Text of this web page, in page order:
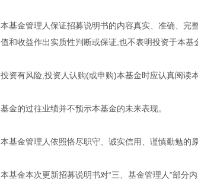
本基金管理人保证招募说明书的内容真实、准确、完
值和收益作出实质性判断或保证,也不表明投资于本基
投资有风险,投资人认购(或申购)本基金时应认真阅读
基金的过往业绩并不预示本基金的未来表现。
本基金管理人依照恪尽职守、诚实信用、谨慎勤勉的
本基金本次更新招募说明书对“三、基金管理人”部分